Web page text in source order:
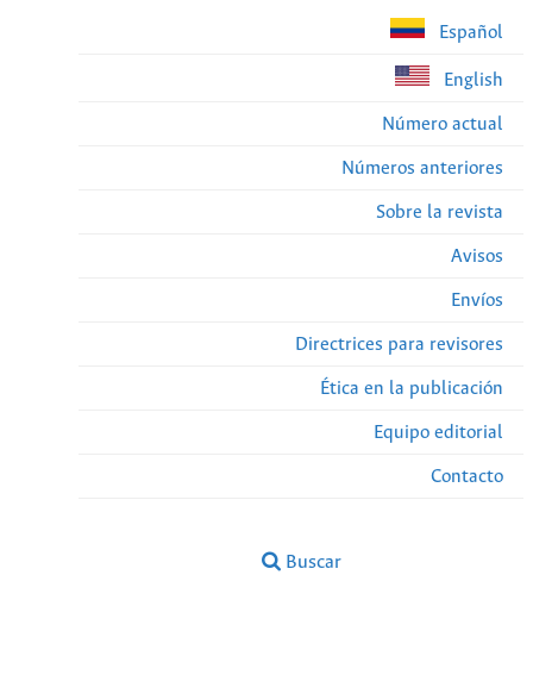
Español
English
Número actual
Números anteriores
Sobre la revista
Avisos
Envíos
Directrices para revisores
Ética en la publicación
Equipo editorial
Contacto
Buscar